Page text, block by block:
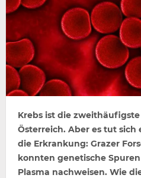
Krebs ist die zweithäufigste
Österreich. Aber es tut sich
die Erkrankung: Grazer
konnten genetische
Plasma nachweisen. Wie